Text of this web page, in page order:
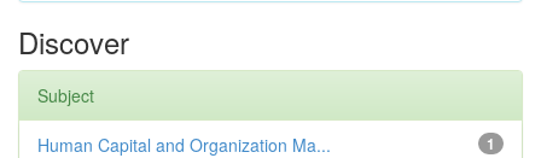
Discover
Subject
1
Human Capital and Organization Ma...